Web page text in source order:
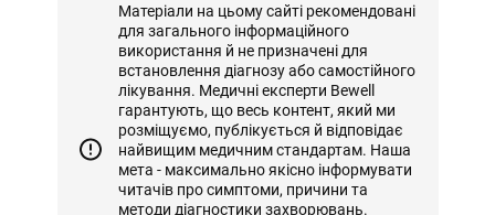
Матеріали на цьому сайті рекомендовані
для загального інформаційного
використання й не призначені для
встановлення діагнозу або самостійного
лікування. Медичні експерти Bewell
гарантують, що весь контент, який ми
розміщуємо, публікується й відповідає
найвищим медичним стандартам. Наша
мета - максимально якісно інформувати
читачів про симптоми, причини та
методи діагностики захворювань.